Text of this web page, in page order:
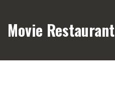
Movie Restaurant